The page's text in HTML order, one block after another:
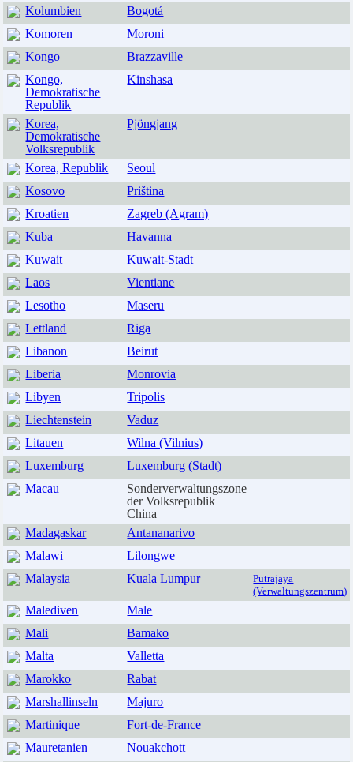
Kolumbien
Bogotá
Komoren
Moroni
Kongo
Brazzaville
Kongo,
Demokratische
Republik
Kinshasa
Korea,
Demokratische
Volksrepublik
Pjöngjang
Korea, Republik
Seoul
Kosovo
Priština
Kroatien
Zagreb (Agram)
Kuba
Havanna
Kuwait
Kuwait-Stadt
Laos
Vientiane
Lesotho
Maseru
Lettland
Riga
Libanon
Beirut
Liberia
Monrovia
Libyen
Tripolis
Liechtenstein
Vaduz
Litauen
Wilna (Vilnius)
Luxemburg
Luxemburg (Stadt)
Macau
Sonderverwaltungszone
der Volksrepublik
China
Madagaskar
Antananarivo
Malawi
Lilongwe
Malaysia
Kuala Lumpur
Putrajaya
(Verwaltungszentrum)
Malediven
Male
Mali
Bamako
Malta
Valletta
Marokko
Rabat
Marshallinseln
Majuro
Martinique
Fort-de-France
Mauretanien
Nouakchott